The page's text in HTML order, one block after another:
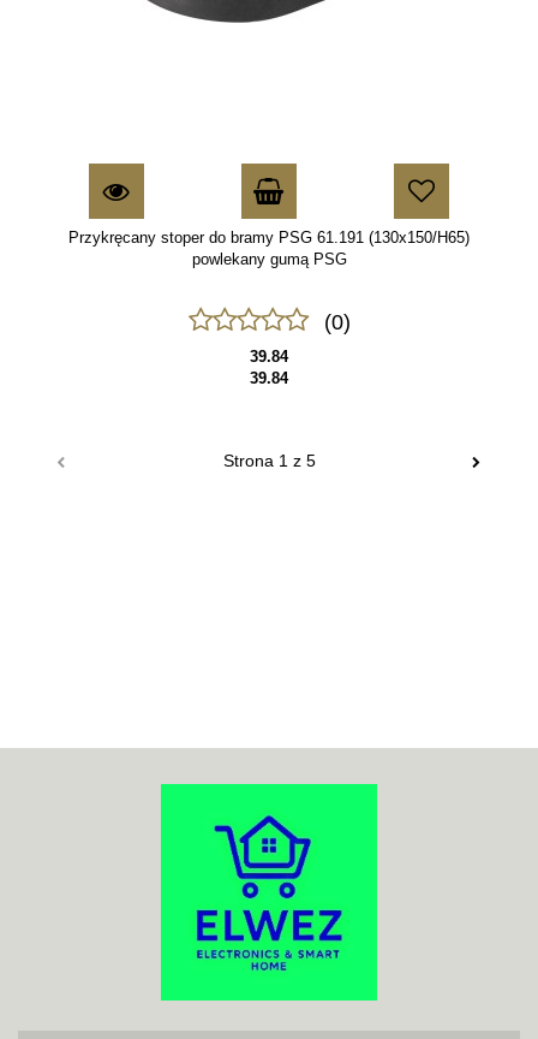
Przykręcany stoper do bramy PSG 61.191 (130x150/H65)
powlekany gumą PSG
(0)
39.84
39.84
ACO
ADATA